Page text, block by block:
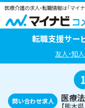
医療介護の求人・転職情報は「マイ
転職支援サー
友人・知
1
問い合わせ求人 医療